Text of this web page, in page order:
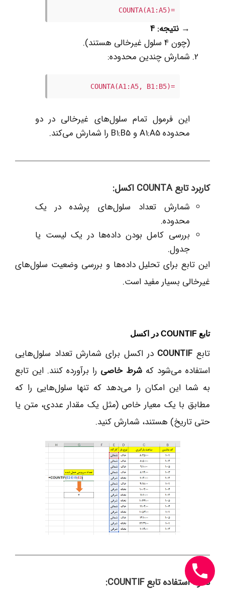
=COUNTA(A1:A5)
→ نتیجه: 4
(چون 4 سلول غیرخالی هستند).
شمارش چندین محدوده:
=COUNTA(A1:A5, B1:B5)
این فرمول تمام سلول‌های غیرخالی در دو
محدوده A1:A5 و B1:B5 را شمارش می‌کند.
کاربرد تابع COUNTA اکسل:
شمارش تعداد سلول‌های پرشده در یک
محدوده.
بررسی کامل بودن داده‌ها در یک لیست یا
جدول.
این تابع برای تحلیل داده‌ها و بررسی وضعیت سلول‌های
غیرخالی بسیار مفید است.
تابع COUNTIF در اکسل
تابعCOUNTIF در اکسل برای شمارش تعداد سلول‌هایی
استفاده می‌شود که شرط خاصی را برآورده کنند. این تابع
به شما این امکان را می‌دهد که تنها سلول‌هایی را که
مطابق با یک معیار خاص (مثل یک مقدار عددی، متن یا
حتی تاریخ) هستند، شمارش کنید.
نحوه استفاده تابع COUNTIF: